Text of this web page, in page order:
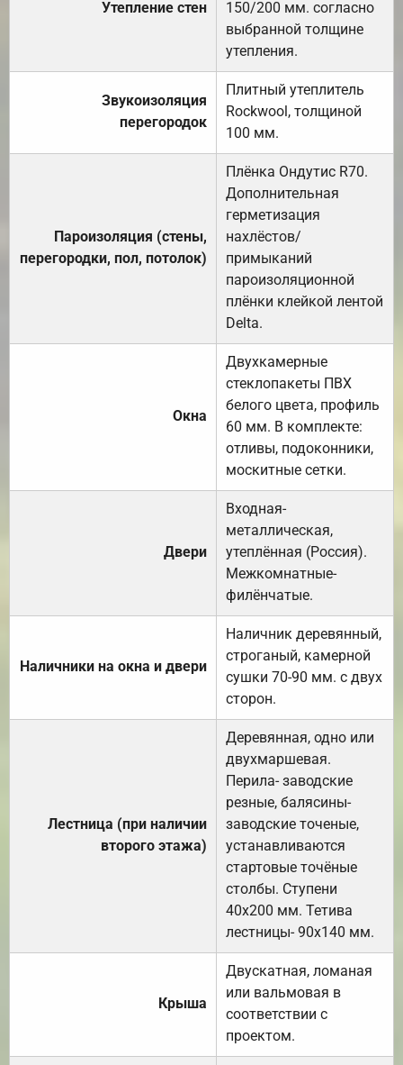
Утепление стен
150/200 мм. согласно
выбранной толщине
утепления.
Звукоизоляция
перегородок
Плитный утеплитель
Rockwool, толщиной
100 мм.
Пароизоляция (стены,
перегородки, пол, потолок)
Плёнка Ондутис R70.
Дополнительная
герметизация
нахлёстов/
примыканий
пароизоляционной
плёнки клейкой лентой
Delta.
Окна
Двухкамерные
стеклопакеты ПВХ
белого цвета, профиль
60 мм. В комплекте:
отливы, подоконники,
москитные сетки.
Двери
Входная-
металлическая,
утеплённая (Россия).
Межкомнатные-
филёнчатые.
Наличники на окна и двери
Наличник деревянный,
строганый, камерной
сушки 70-90 мм. с двух
сторон.
Лестница (при наличии
второго этажа)
Деревянная, одно или
двухмаршевая.
Перила- заводские
резные, балясины-
заводские точеные,
устанавливаются
стартовые точёные
столбы. Ступени
40х200 мм. Тетива
лестницы- 90х140 мм.
Крыша
Двускатная, ломаная
или вальмовая в
соответствии с
проектом.